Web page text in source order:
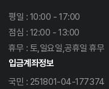
평일 : 10:00 - 17:00
점심 : 12:00 - 13:00
휴무 : 토,일요일,공휴일 휴무
입금계좌정보
국민 : 251801-04-177374